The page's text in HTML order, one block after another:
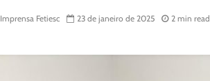
Imprensa Fetiesc 23 de janeiro de 2025 2 min read